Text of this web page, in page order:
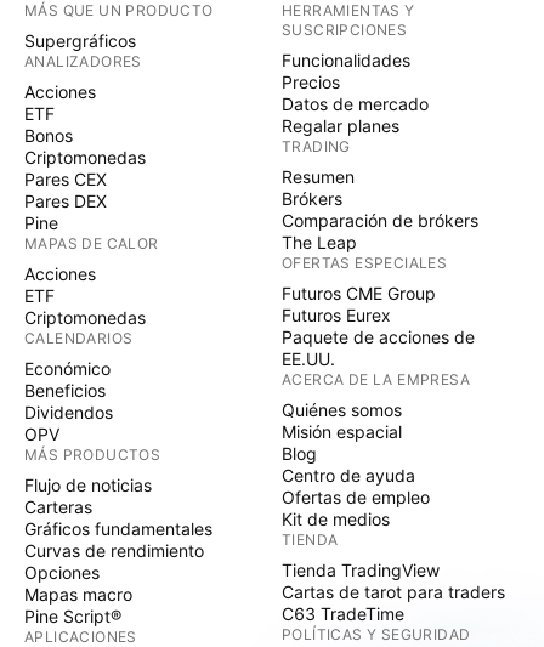
MÁS QUE UN PRODUCTO
Supergráficos
ANALIZADORES
Acciones
ETF
Bonos
Criptomonedas
Pares CEX
Pares DEX
Pine
MAPAS DE CALOR
Acciones
ETF
Criptomonedas
CALENDARIOS
Económico
Beneficios
Dividendos
OPV
MÁS PRODUCTOS
Flujo de noticias
Carteras
Gráficos fundamentales
Curvas de rendimiento
Opciones
Mapas macro
Pine Script®
APLICACIONES
HERRAMIENTAS Y
SUSCRIPCIONES
Funcionalidades
Precios
Datos de mercado
Regalar planes
TRADING
Resumen
Brókers
Comparación de brókers
The Leap
OFERTAS ESPECIALES
Futuros CME Group
Futuros Eurex
Paquete de acciones de
EE.UU.
ACERCA DE LA EMPRESA
Quiénes somos
Misión espacial
Blog
Centro de ayuda
Ofertas de empleo
Kit de medios
TIENDA
Tienda TradingView
Cartas de tarot para traders
C63 TradeTime
POLÍTICAS Y SEGURIDAD